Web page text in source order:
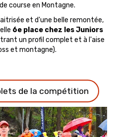
course en Montagne.
et d'une belle remontée,
6e place chez les Juniors
un profil complet et à l'aise
et montagne).
de la compétition